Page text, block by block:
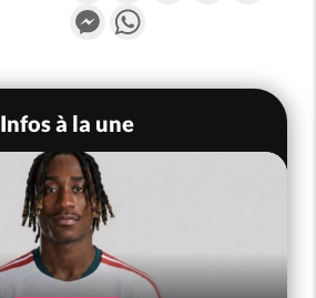
Messenger
Infos à la une